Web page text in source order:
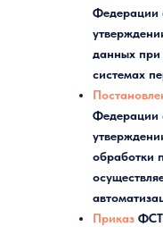
Федерации
данных
системах
Федерации
обработки
Приказ